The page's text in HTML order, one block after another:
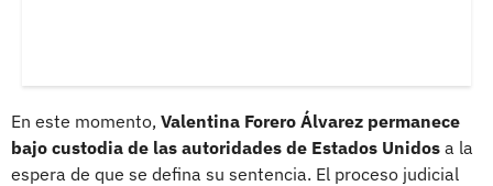
En este momento, Valentina Forero Álvarez permanece
bajo custodia de las autoridades de Estados Unidos a la
espera de que se defina su sentencia. El proceso judicial